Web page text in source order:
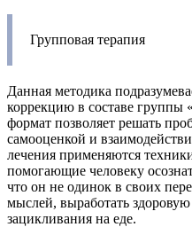
Групповая терапия
Данная методика
коррекцию в составе
формат позволяет решать
самооценкой и
лечения применяются
помогающие человеку
что он не одинок в своих
мыслей, выработать
зацикливания на еде.